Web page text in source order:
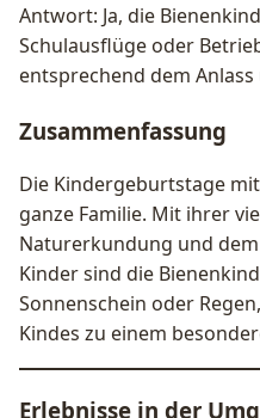
Antwort: Ja, die
Schulausflüge oder
entsprechend dem
Zusammenfassung
Die Kindergeburtstage
ganze Familie. Mit ihrer
Naturerkundung und
Kinder sind die
Sonnenschein oder
Kindes zu einem
Erlebnisse in der